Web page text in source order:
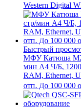
Western Digital
Быстрый
МФУ Катюша
мин А4 Ч/Б,
RAM, Ethernet,
отп. До 100 000